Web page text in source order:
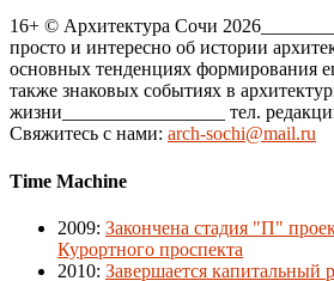
16+ © Архитектура Сочи
просто и интересно об истории
основных тенденциях формирования
также знаковых событиях в
жизни_________________ тел.
Свяжитесь с нами: arch-sochi@mail.ru
Time Machine
2009: Закончена стадия "П"
Курортного проспекта
2010: Завершается капитальный